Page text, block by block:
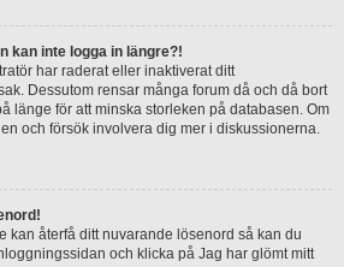
kan inte logga in längre?!
har raderat eller inaktiverat ditt
Dessutom rensar många forum då och då bort
länge för att minska storleken på databasen. Om
och försök involvera dig mer i diskussionerna.
kan återfå ditt nuvarande lösenord så kan du
och klicka på Jag har glömt mitt